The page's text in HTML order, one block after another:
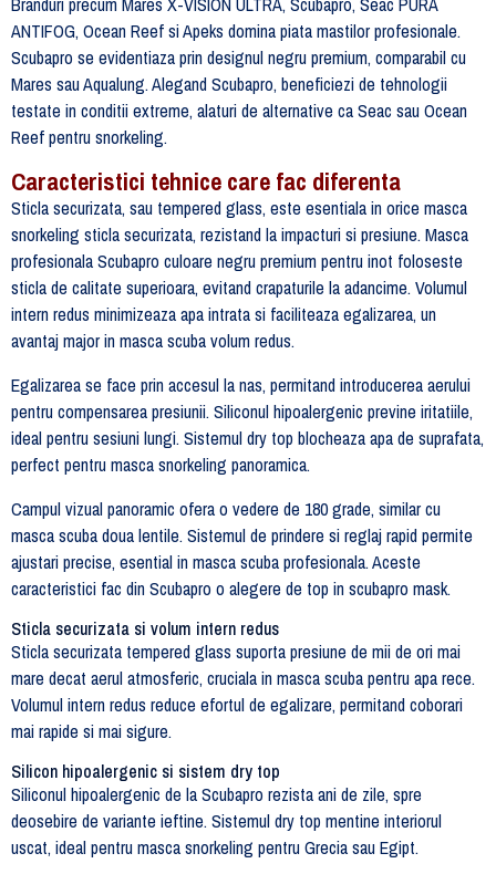
ANTIFOG, Ocean Reef si Apeks domina piata mastilor profesionale.
Scubapro se evidentiaza prin designul negru premium, comparabil cu
Mares sau Aqualung. Alegand Scubapro, beneficiezi de tehnologii
testate in conditii extreme, alaturi de alternative ca Seac sau Ocean
Reef pentru snorkeling.
Caracteristici tehnice care fac diferenta
Sticla securizata, sau tempered glass, este esentiala in orice masca
snorkeling sticla securizata, rezistand la impacturi si presiune. Masca
profesionala Scubapro culoare negru premium pentru inot foloseste
sticla de calitate superioara, evitand crapaturile la adancime. Volumul
intern redus minimizeaza apa intrata si faciliteaza egalizarea, un
avantaj major in masca scuba volum redus.
Egalizarea se face prin accesul la nas, permitand introducerea aerului
pentru compensarea presiunii. Siliconul hipoalergenic previne iritatiile,
ideal pentru sesiuni lungi. Sistemul dry top blocheaza apa de suprafata,
perfect pentru masca snorkeling panoramica.
Campul vizual panoramic ofera o vedere de 180 grade, similar cu
masca scuba doua lentile. Sistemul de prindere si reglaj rapid permite
ajustari precise, esential in masca scuba profesionala. Aceste
caracteristici fac din Scubapro o alegere de top in scubapro mask.
Sticla securizata si volum intern redus
Sticla securizata tempered glass suporta presiune de mii de ori mai
mare decat aerul atmosferic, cruciala in masca scuba pentru apa rece.
Volumul intern redus reduce efortul de egalizare, permitand coborari
mai rapide si mai sigure.
Silicon hipoalergenic si sistem dry top
Siliconul hipoalergenic de la Scubapro rezista ani de zile, spre
deosebire de variante ieftine. Sistemul dry top mentine interiorul
uscat, ideal pentru masca snorkeling pentru Grecia sau Egipt.